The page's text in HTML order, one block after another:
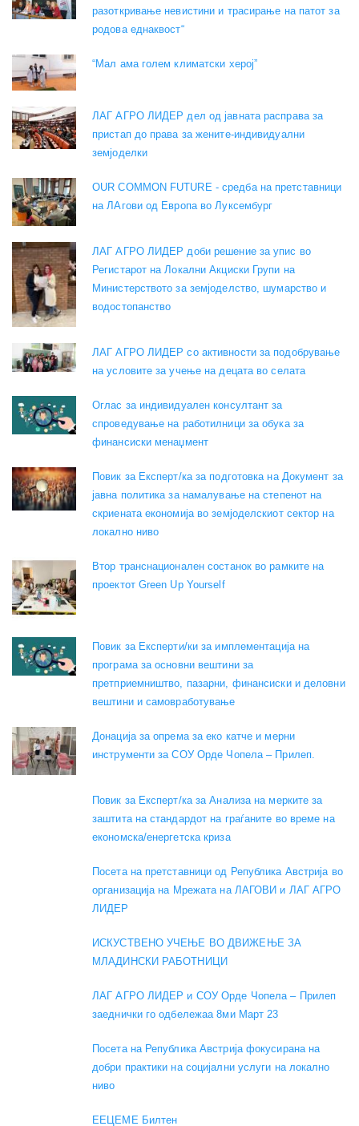
разоткривање невистини и трасирање на патот за
родова еднаквост“
“Мал ама голем климатски херој”
ЛАГ АГРО ЛИДЕР дел од јавната расправа за
пристап до права за жените-индивидуални
земјоделки
OUR COMMON FUTURE - средба на претставници
на ЛАгови од Европа во Луксембург
ЛАГ АГРО ЛИДЕР доби решение за упис во
Регистарот на Локални Акциски Групи на
Министерството за земјоделство, шумарство и
водостопанство
ЛАГ АГРО ЛИДЕР со активности за подобрување
на условите за учење на децата во селата
Оглас за индивидуален консултант за
спроведување на работилници за обука за
финансиски менаџмент
Повик за Експерт/ка за подготовка на Документ за
јавна политика за намалување на степенот на
скриената економија во земјоделскиот сектор на
локално ниво
Втор транснационален состанок во рамките на
проектот Green Up Yourself
Повик за Експерти/ки за имплементација на
програма за основни вештини за
претприемништво, пазарни, финансиски и деловни
вештини и самовработување
Донација за опрема за еко катче и мерни
инструменти за СОУ Орде Чопела – Прилеп.
Повик за Експерт/ка за Анализа на мерките за
заштита на стандардот на граѓаните во време на
економска/енергетска криза
Посета на претставници од Република Австрија во
организација на Мрежата на ЛАГОВИ и ЛАГ АГРО
ЛИДЕР
ИСКУСТВЕНО УЧЕЊЕ ВО ДВИЖЕЊЕ ЗА
МЛАДИНСКИ РАБОТНИЦИ
ЛАГ АГРО ЛИДЕР и СОУ Орде Чопела – Прилеп
заеднички го одбележаа 8ми Март 23
Посета на Република Австрија фокусирана на
добри практики на социјални услуги на локално
ниво
EEЦЕМЕ Билтен